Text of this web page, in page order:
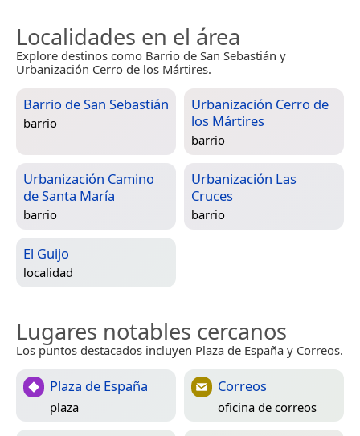
Localidades en el área
Explore destinos como Barrio de San Sebastián y
Urbanización Cerro de los Mártires.
Barrio de San Sebastián
barrio
Urbanización Cerro de
los Mártires
barrio
Urbanización Camino
de Santa María
barrio
Urbanización Las
Cruces
barrio
El Guijo
localidad
Lugares notables cercanos
Los puntos destacados incluyen Plaza de España y Correos.
Plaza de España
plaza
Correos
oficina de correos